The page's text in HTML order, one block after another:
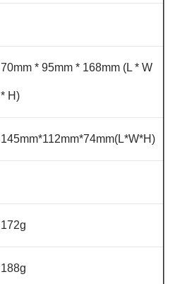
70mm * 95mm * 168mm (L * W
* H)
145mm*112mm*74mm(L*W*H)
172g
188g